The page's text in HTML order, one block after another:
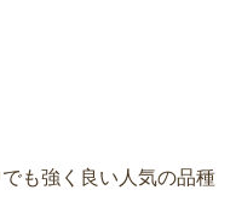
も強く良い人気の品種